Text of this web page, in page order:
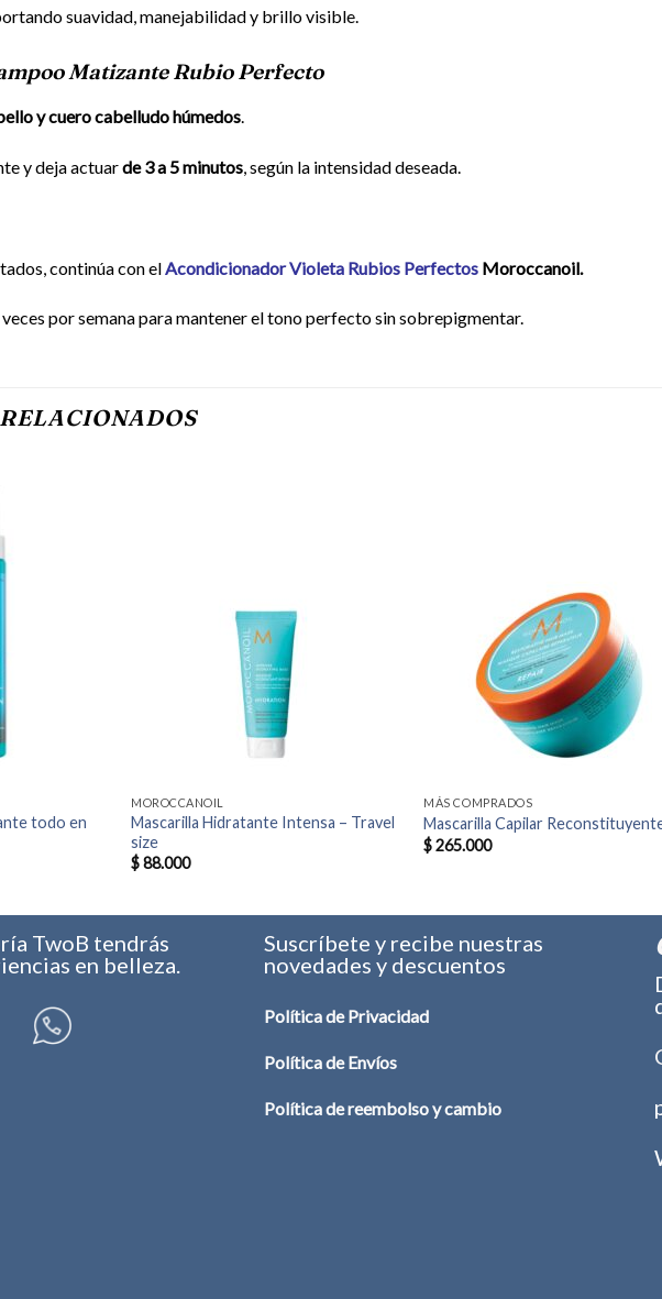
suavidad, manejabilidad y brillo visible.
Matizante Rubio Perfecto
y cuero cabelludo húmedos.
y deja actuarde 3 a 5 minutos, según la intensidad deseada.
continúa con el Acondicionador Violeta Rubios Perfectos Moroccanoil.
por semana para mantener el tono perfecto sin sobrepigmentar.
todo en
MOROCCANOIL
Mascarilla Hidratante Intensa – Travel
size
$88.000
MÁS COMPRADOS
Mascarilla Capilar
$265.000
TwoB tendrás
en belleza.
Suscríbete y recibe nuestras
novedades y descuentos
Política de Privacidad
Política de Envíos
Política de reembolso y cambio